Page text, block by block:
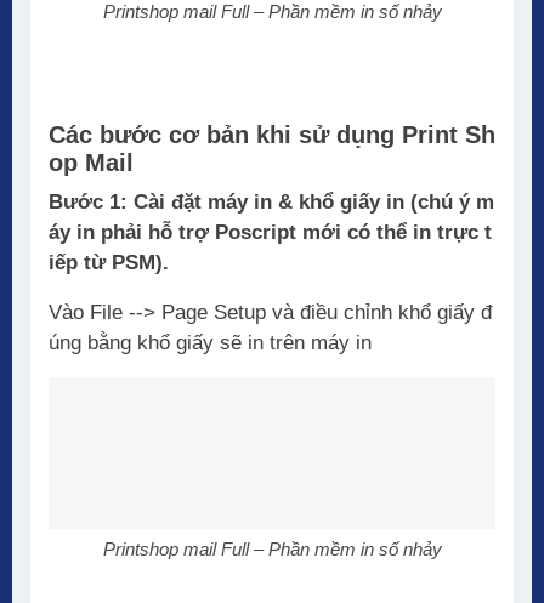
Printshop mail Full – Phần mềm in số nhảy
Các bước cơ bản khi sử dụng Print Sh
op Mail
Bước 1: Cài đặt máy in & khổ giấy in (chú ý m
áy in phải hỗ trợ Poscript mới có thể in trực t
iếp từ PSM).
Vào File --> Page Setup và điều chỉnh khổ giấy đ
úng bằng khổ giấy sẽ in trên máy in
Printshop mail Full – Phần mềm in số nhảy